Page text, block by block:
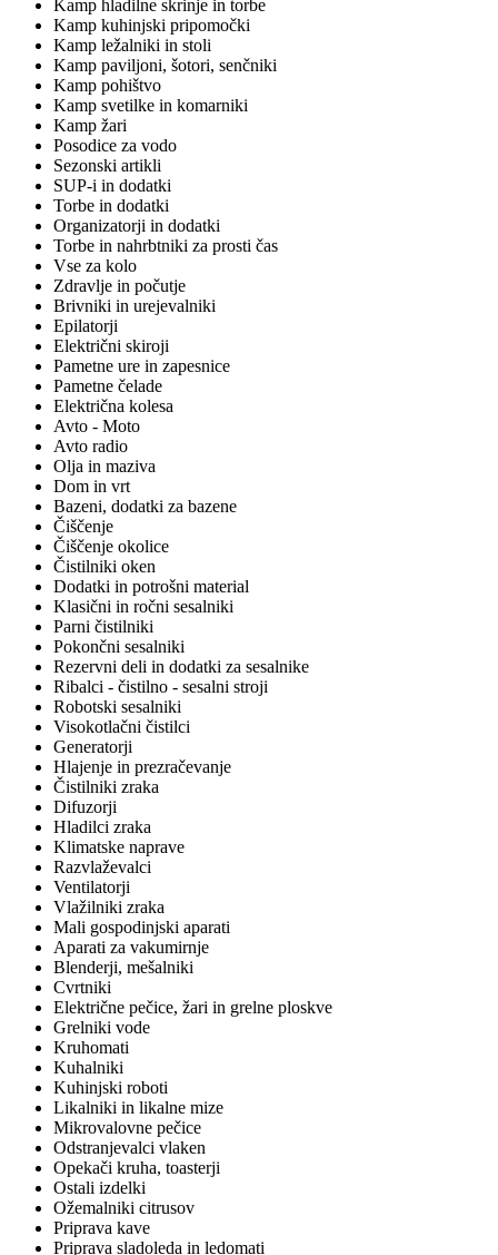
Kamp hladilne skrinje in torbe
Kamp kuhinjski pripomočki
Kamp ležalniki in stoli
Kamp paviljoni, šotori, senčniki
Kamp pohištvo
Kamp svetilke in komarniki
Kamp žari
Posodice za vodo
Sezonski artikli
SUP-i in dodatki
Torbe in dodatki
Organizatorji in dodatki
Torbe in nahrbtniki za prosti čas
Vse za kolo
Zdravlje in počutje
Brivniki in urejevalniki
Epilatorji
Električni skiroji
Pametne ure in zapesnice
Pametne čelade
Električna kolesa
Avto - Moto
Avto radio
Olja in maziva
Dom in vrt
Bazeni, dodatki za bazene
Čiščenje
Čiščenje okolice
Čistilniki oken
Dodatki in potrošni material
Klasični in ročni sesalniki
Parni čistilniki
Pokončni sesalniki
Rezervni deli in dodatki za sesalnike
Ribalci - čistilno - sesalni stroji
Robotski sesalniki
Visokotlačni čistilci
Generatorji
Hlajenje in prezračevanje
Čistilniki zraka
Difuzorji
Hladilci zraka
Klimatske naprave
Razvlaževalci
Ventilatorji
Vlažilniki zraka
Mali gospodinjski aparati
Aparati za vakumirnje
Blenderji, mešalniki
Cvrtniki
Električne pečice, žari in grelne ploskve
Grelniki vode
Kruhomati
Kuhalniki
Kuhinjski roboti
Likalniki in likalne mize
Mikrovalovne pečice
Odstranjevalci vlaken
Opekači kruha, toasterji
Ostali izdelki
Ožemalniki citrusov
Priprava kave
Priprava sladoleda in ledomati